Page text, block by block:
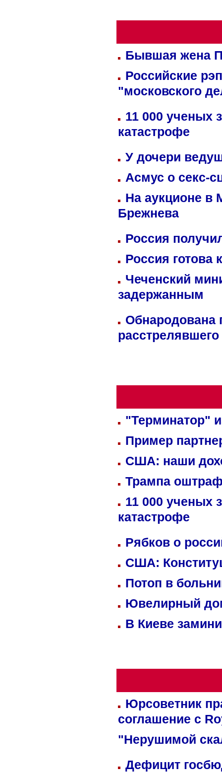
Бывшая жена
Российские
"московского
11 000 ученых
катастрофе
У дочери
Асмус о секс-
На аукционе в
Брежнева
Россия
Россия готова
Чеченский
задержанным
Обнародована
"Терминатор"
Пример
США: наши
Трампа
11 000 ученых
катастрофе
Рябков о
США:
Потоп в
Ювелирный
В Киеве
Юрсоветник
соглашение с
"Нерушимой
Дефицит